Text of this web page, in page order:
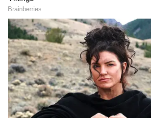
Motivational Song: కష్టాలన్నీ మీకే ఉన్నాయని
ఫీలౌతున్నారా? ఈ పాట వింటే ఎంత కష్టాన్నైనా
ఎదురించగలరు..!
Peddi: సరుకు సామాన్లు నుంచి మిడిల్ ఫింగర్
వరకు..పెద్దికి సెన్సార్ బోర్డు షాక్, అవన్నీ
తొలగించాల్సిందే
3
3